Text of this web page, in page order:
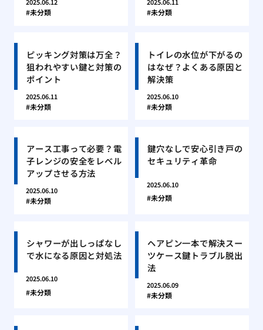
2025.06.12
未分類
2025.06.11
未分類
ピッキング対策は万全？
狙われやすい鍵と対策の
ポイント
2025.06.11
未分類
トイレの水位が下がるの
はなぜ？よくある原因と
解決策
2025.06.10
未分類
アース工事って必要？電
子レンジの安全をレベル
アップさせる方法
2025.06.10
未分類
鍵穴なしで安心引き戸の
セキュリティ革命
2025.06.10
未分類
シャワーが出しっぱなし
で水になる原因と対処法
2025.06.10
未分類
ヘアピン一本で解決スー
ツケース鍵トラブル脱出
法
2025.06.09
未分類